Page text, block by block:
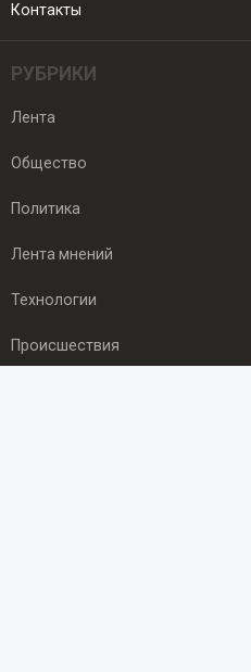
Контакты
РУБРИКИ
Лента
Общество
Политика
Лента мнений
Технологии
Происшествия